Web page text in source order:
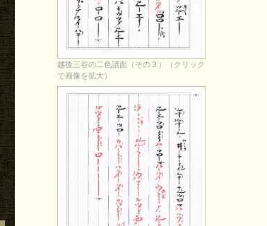
越後三谷の二色譜面（その３）（クリック
で画像を拡大）